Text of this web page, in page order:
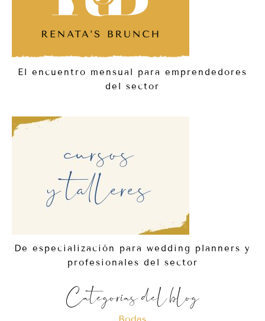
El encuentro mensual para emprendedores
del sector
De especialización para wedding planners y
profesionales del sector
Categorías del blog
Bodas